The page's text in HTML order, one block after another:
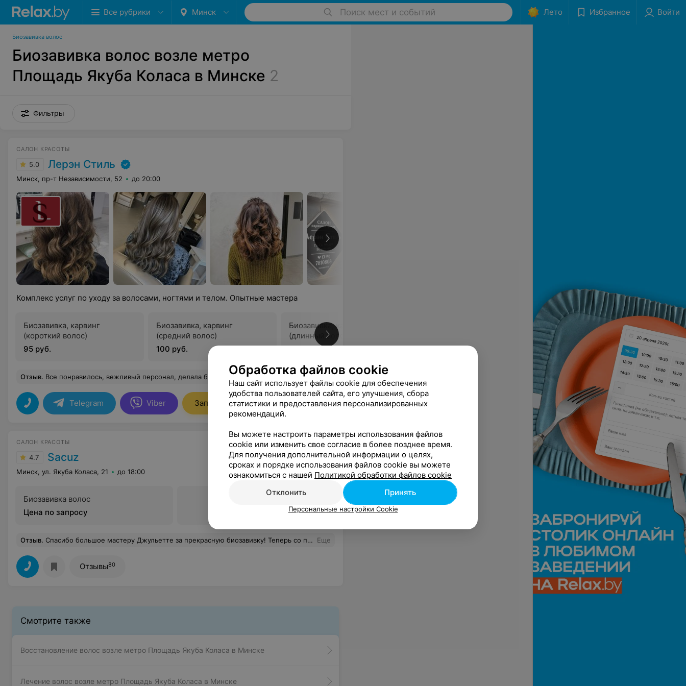
Все рубрики Минск Поиск мест и событий Лето Избранное Войти
Биозавивка волос
Биозавивка волос возле метро
Площадь Якуба Коласа в Минске 2
Фильтры
САЛОН КРАСОТЫ
5.0 Лерэн Стиль
Минск, пр-т Независимости, 52 до 20:00
Комплекс услуг по уходу за волосами, ногтями и телом. Опытные мастера
Биозавивка, карвинг
(короткий волос)
95 руб.
Биозавивка, карвинг
(средний волос)
100 руб.
Биозавивка, карвинг
(длинный волос)
110 руб.
120 руб.
Все цены
Отзыв. Все понравилось, вежливый персонал, делала биозавивку волос. Еще
Telegram Viber Записаться
САЛОН КРАСОТЫ
4.7 Sacuz
Минск, ул. Якуба Коласа, 21 до 18:00
Биозавивка волос
Цена по запросу
Отзыв. Спасибо большое мастеру Джульетте за прекрасную биозавивку! Теперь со прическа отражает мой пылкий нрав! Благодарочка за мой новый образ) Еще
Отзывы80
Смотрите также
Восстановление волос возле метро Площадь Якуба Коласа в Минске
Лечение волос возле метро Площадь Якуба Коласа в Минске
Обработка файлов cookie
Наш сайт использует файлы cookie для обеспечения
удобства пользователей сайта, его улучшения, сбора
статистики и предоставления персонализированных
рекомендаций.
Вы можете настроить параметры использования файлов
cookie или изменить свое согласие в более позднее время.
Для получения дополнительной информации о целях,
сроках и порядке использования файлов cookie вы можете
ознакомиться с нашей Политикой обработки файлов cookie
Отклонить
Принять
Персональные настройки Cookie